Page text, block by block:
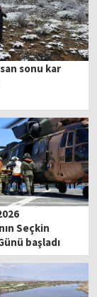
sonu kar
Seçkin
başladı